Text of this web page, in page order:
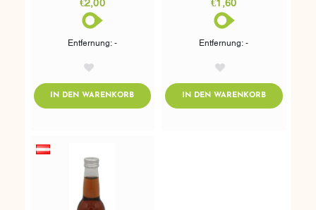
€2,00
Entfernung: -
IN DEN WARENKORBADDTOCART
€1,60
Entfernung: -
IN DEN WARENKORBADDTOCART